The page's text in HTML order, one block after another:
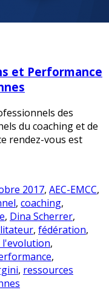
et Performance
des
du coaching et de
rendez-vous est
2017, AEC-EMCC,
, coaching,
, Dina Scherrer,
, fédération,
l'evolution,
,
, ressources